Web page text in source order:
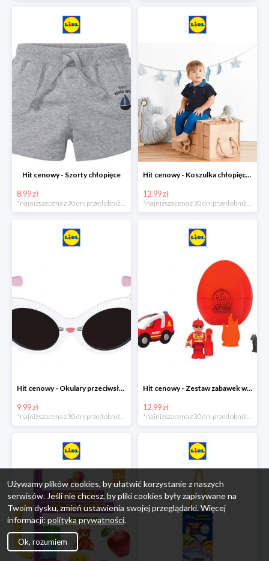
Hit cenowy - Szorty chłopięce
8.99 zł
*najniższa cena z 30 dni przed obniżką
Hit cenowy - Koszulka chłopięca polo
12.99 zł
*najniższa cena z 30 dni przed obniżką
Hit cenowy - Okulary przeciwsłoneczne dla dzieci
9.99 zł
Hit cenowy - Zestaw zabawek w jajku
12.99 zł
Używamy plików cookies, by ułatwić korzystanie z naszych
serwisów. Jeśli nie chcesz, by pliki cookies były zapisywane na
Twoim dysku, zmień ustawienia swojej przeglądarki. Więcej
informacji: polityka prywatności.
Ok, rozumiem